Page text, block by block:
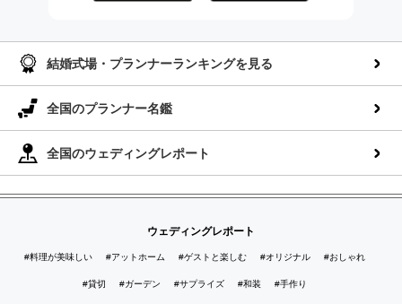
結婚式場・プランナーランキングを見る
全国のプランナー名鑑
全国のウェディングレポート
ウェディングレポート
#料理が美味しい #アットホーム #ゲストと楽しむ #オリジナル #おしゃれ
#貸切 #ガーデン #サプライズ #和装 #手作り